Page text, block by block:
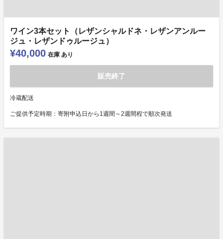
ワイン3本セット（レザンシャルドネ・レザンアンルー
ジュ・レザンドゥルージュ）
¥40,000 在庫 あり
販売終了
冷蔵配送
ご提供予定時期：寄附申込日から1週間～2週間程で順次発送